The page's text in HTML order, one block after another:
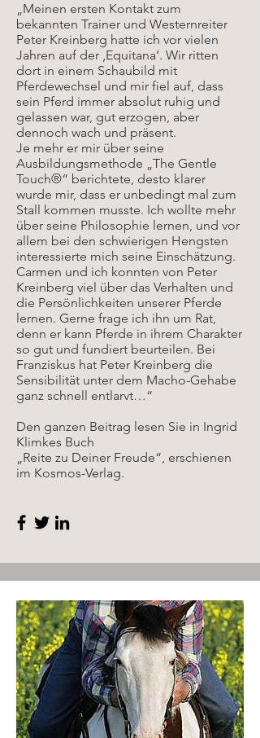
„Meinen ersten Kontakt zum
bekannten Trainer und Westernreiter
Peter Kreinberg hatte ich vor vielen
Jahren auf der ‚Equitana‘. Wir ritten
dort in einem Schaubild mit
Pferdewechsel und mir fiel auf, dass
sein Pferd immer absolut ruhig und
gelassen war, gut erzogen, aber
dennoch wach und präsent.
Je mehr er mir über seine
Ausbildungsmethode „The Gentle
Touch®“ berichtete, desto klarer
wurde mir, dass er unbedingt mal zum
Stall kommen musste. Ich wollte mehr
über seine Philosophie lernen, und vor
allem bei den schwierigen Hengsten
interessierte mich seine Einschätzung.
Carmen und ich konnten von Peter
Kreinberg viel über das Verhalten und
die Persönlichkeiten unserer Pferde
lernen. Gerne frage ich ihn um Rat,
denn er kann Pferde in ihrem Charakter
so gut und fundiert beurteilen. Bei
Franziskus hat Peter Kreinberg die
Sensibilität unter dem Macho-Gehabe
ganz schnell entlarvt…“
Den ganzen Beitrag lesen Sie in Ingrid
Klimkes Buch
„Reite zu Deiner Freude“, erschienen
im Kosmos-Verlag.